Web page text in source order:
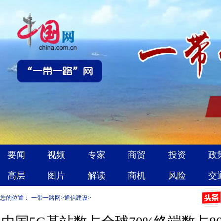
您的位置： 一带一路网>通信建设>